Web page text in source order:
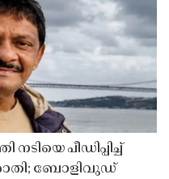
പീഡിപ്പിച്ച്
ബോളിവുഡ്